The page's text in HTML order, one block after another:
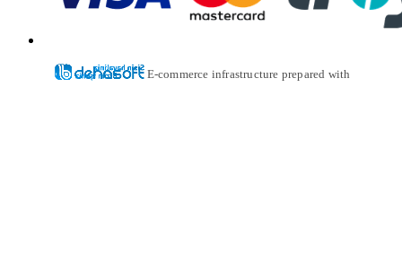
E-commerce infrastructure prepared with